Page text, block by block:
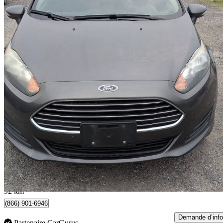
2017 Ford Fiesta
147 474 km
6 999 $ Affaire
123 $/mois env.
Milton, ON
92 km
(866) 901-6946
Demande d’info